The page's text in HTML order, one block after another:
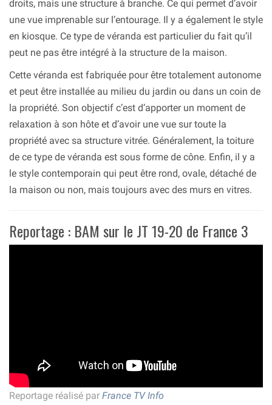
droits, mais une structure à branche. Ce qui permet d’avoir
une vue imprenable sur l’entourage. Il y a également le style
en kiosque. Ce type de véranda est particulier du fait qu’il
peut ne pas être intégré à la structure de la maison.
Cette véranda est fabriquée pour être totalement autonome
et peut être installée au milieu du jardin ou dans un coin de
la propriété. Son objectif c’est d’apporter un moment de
relaxation à son hôte et d’avoir une vue sur toute la
propriété avec sa structure vitrée. Généralement, la toiture
de ce type de véranda est sous forme de cône. Enfin, il y a
le style contemporain qui peut être rond, ovale, détaché de
la maison ou non, mais toujours avec des murs en vitres.
Reportage : BAM sur le JT 19-20 de France 3
Reportage réalisé par France TV Info